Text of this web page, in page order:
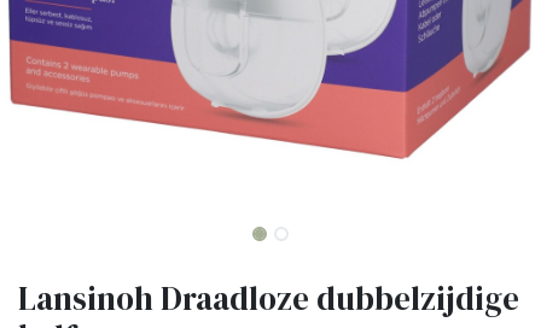
Lansinoh Draadloze dubbelzijdige